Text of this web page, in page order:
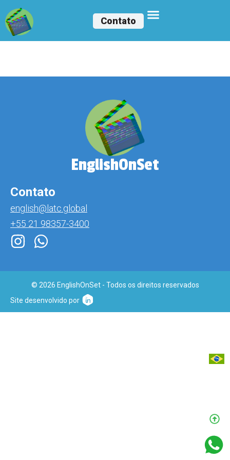
Contato
EnglishOnSet
Contato
english@latc.global
+55 21 98357-3400
© 2026 EnglishOnSet - Todos os direitos reservados
Site desenvolvido por